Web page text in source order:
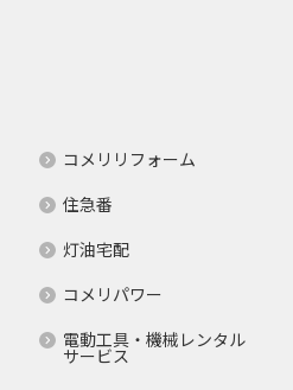
コメリリフォーム
住急番
灯油宅配
コメリパワー
電動工具・機械レンタル
サービス